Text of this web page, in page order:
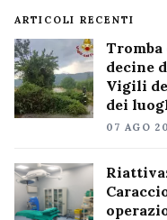
ARTICOLI RECENTI
Tromba
decine
Vigili
dei
07 AGO